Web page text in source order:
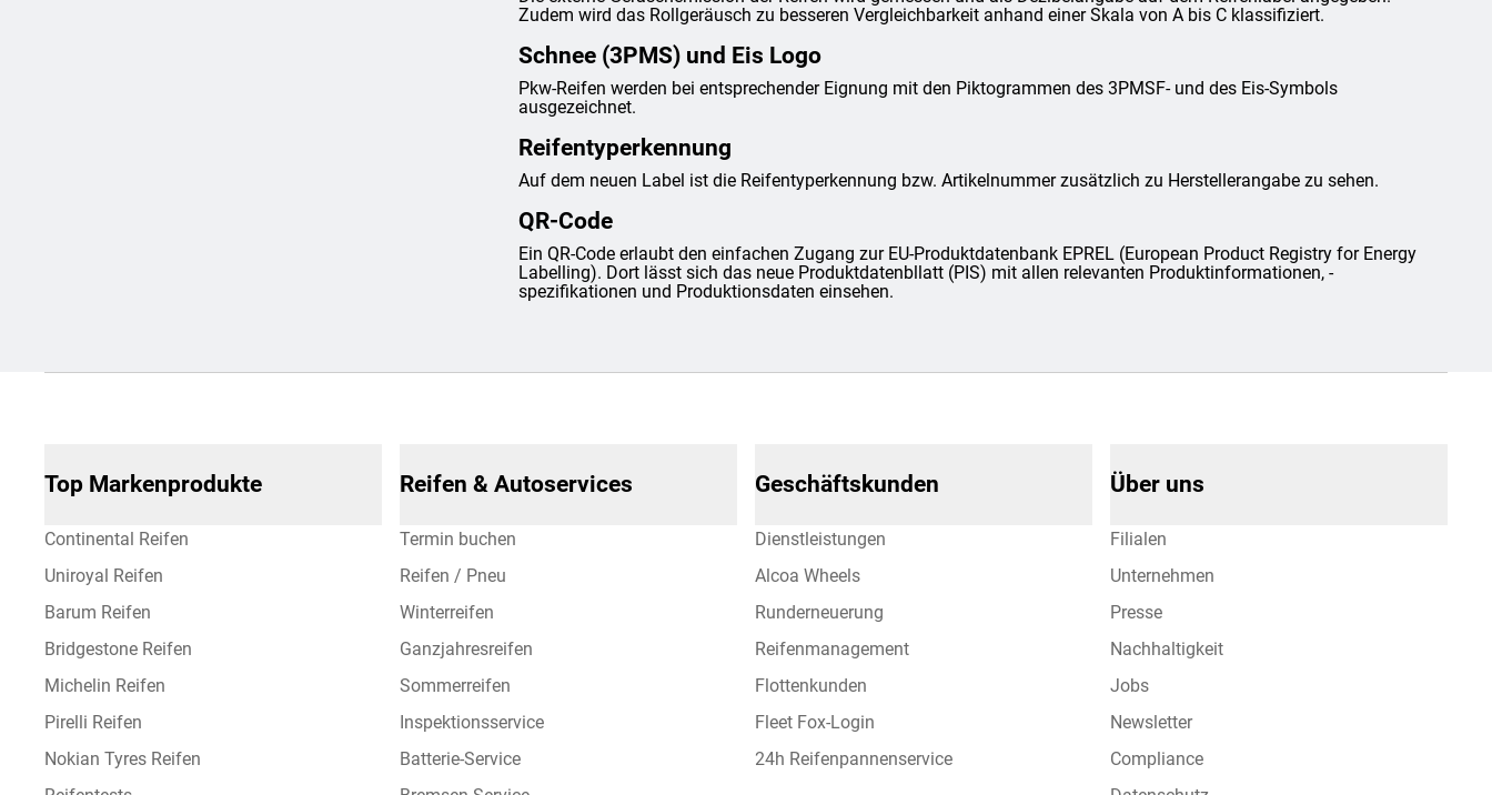
Zudem wird das Rollgeräusch zu besseren Vergleichbarkeit anhand einer Skala von A bis C klassifiziert.
Schnee (3PMS) und Eis Logo
Pkw-Reifen werden bei entsprechender Eignung mit den Piktogrammen des 3PMSF- und des Eis-Symbols
ausgezeichnet.
Reifentyperkennung
Auf dem neuen Label ist die Reifentyperkennung bzw. Artikelnummer zusätzlich zu Herstellerangabe zu sehen.
QR-Code
Ein QR-Code erlaubt den einfachen Zugang zur EU-Produktdatenbank EPREL (European Product Registry for Energy
Labelling). Dort lässt sich das neue Produktdatenbllatt (PIS) mit allen relevanten Produktinformationen, -
spezifikationen und Produktionsdaten einsehen.
Top Markenprodukte
Continental Reifen
Uniroyal Reifen
Barum Reifen
Bridgestone Reifen
Michelin Reifen
Pirelli Reifen
Nokian Tyres Reifen
Reifen & Autoservices
Termin buchen
Reifen / Pneu
Winterreifen
Ganzjahresreifen
Sommerreifen
Inspektionsservice
Batterie-Service
Geschäftskunden
Dienstleistungen
Alcoa Wheels
Runderneuerung
Reifenmanagement
Flottenkunden
Fleet Fox-Login
24h Reifenpannenservice
Über uns
Filialen
Unternehmen
Presse
Nachhaltigkeit
Jobs
Newsletter
Compliance